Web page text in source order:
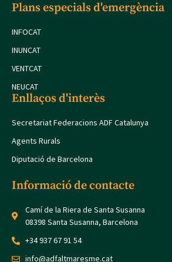
Plans especials d'emergència
INFOCAT
INUNCAT
VENTCAT
NEUCAT
Enllaços d'interès
Secretariat Federacions ADF Catalunya
Agents Rurals
Diputació de Barcelona
Informació de contacte
Camí de la Riera de Santa Susanna
08398 Santa Susanna, Barcelona
+34 937 67 91 54
info@adfaltmaresme.cat